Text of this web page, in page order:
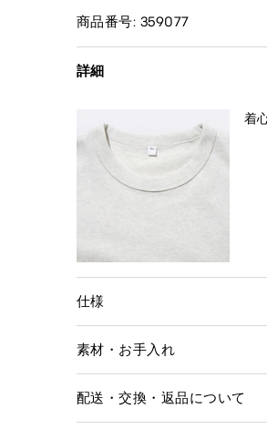
商品番号: 359077
詳細
着
仕様
素材・お手入れ
配送・交換・返品について